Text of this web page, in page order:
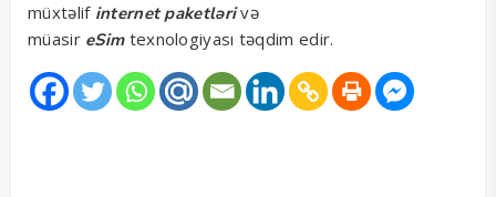
müxtəlif internet paketlərivə
müasir eSimtexnologiyası təqdim edir.